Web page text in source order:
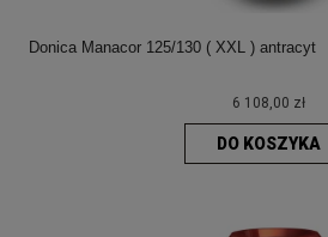
Donica Manacor 125/130 ( XXL ) antracyt
6 108,00 zł
DO KOSZYKA